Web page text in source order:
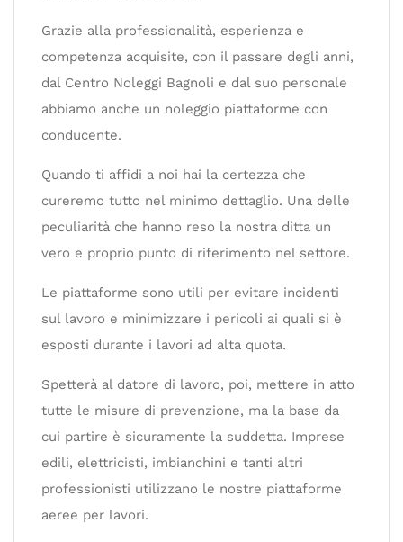
Grazie alla professionalità, esperienza e
competenza acquisite, con il passare degli anni,
dal Centro Noleggi Bagnoli e dal suo personale
abbiamo anche un noleggio piattaforme con
conducente.
Quando ti affidi a noi hai la certezza che
cureremo tutto nel minimo dettaglio. Una delle
peculiarità che hanno reso la nostra ditta un
vero e proprio punto di riferimento nel settore.
Le piattaforme sono utili per evitare incidenti
sul lavoro e minimizzare i pericoli ai quali si è
esposti durante i lavori ad alta quota.
Spetterà al datore di lavoro, poi, mettere in atto
tutte le misure di prevenzione, ma la base da
cui partire è sicuramente la suddetta. Imprese
edili, elettricisti, imbianchini e tanti altri
professionisti utilizzano le nostre piattaforme
aeree per lavori.